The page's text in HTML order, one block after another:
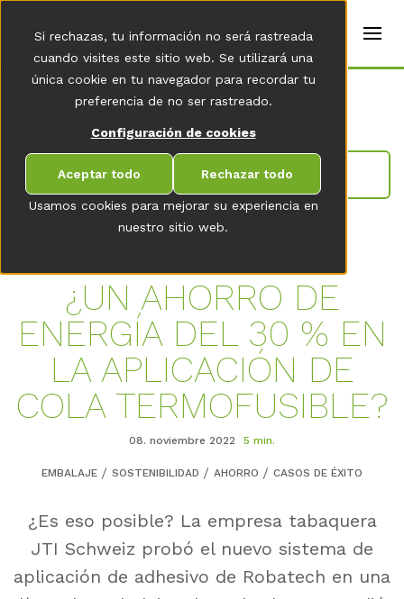
Usamos cookies para mejorar su experiencia en
nuestro sitio web.
Si rechazas, tu información no será rastreada
cuando visites este sitio web. Se utilizará una
única cookie en tu navegador para recordar tu
preferencia de no ser rastreado.
Configuración de cookies
Aceptar todo Rechazar todo
t
r
s
E
n
s
)
NOVEDADES
¿UN AHORRO DE
ENERGÍA DEL 30 % EN
LA APLICACIÓN DE
COLA TERMOFUSIBLE?
08. noviembre 2022 5 min.
EMBALAJE SOSTENIBILIDAD AHORRO CASOS DE ÉXITO
¿Es eso posible? La empresa tabaquera
JTI Schweiz probó el nuevo sistema de
aplicación de adhesivo de Robatech en una